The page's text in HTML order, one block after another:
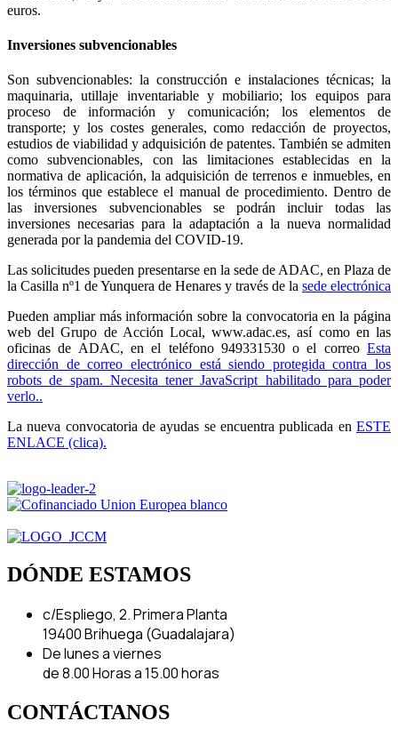
euros.
Inversiones subvencionables
Son subvencionables: la construcción e instalaciones técnicas; la
maquinaria, utillaje inventariable y mobiliario; los equipos para
proceso de información y comunicación; los elementos de
transporte; y los costes generales, como redacción de proyectos,
estudios de viabilidad y adquisición de patentes. También se admiten
como subvencionables, con las limitaciones establecidas en la
normativa de aplicación, la adquisición de terrenos e inmuebles, en
los términos que establece el manual de procedimiento. Dentro de
las inversiones subvencionables se podrán incluir todas las
inversiones necesarias para la adaptación a la nueva normalidad
generada por la pandemia del COVID-19.
Las solicitudes pueden presentarse en la sede de ADAC, en Plaza de
la Casilla nº1 de Yunquera de Henares y través de la sede electrónica
Pueden ampliar más información sobre la convocatoria en la página
web del Grupo de Acción Local, www.adac.es, así como en las
oficinas de ADAC, en el teléfono 949331530 o el correo Esta
dirección de correo electrónico está siendo protegida contra los
robots de spam. Necesita tener JavaScript habilitado para poder
verlo..
La nueva convocatoria de ayudas se encuentra publicada en ESTE
ENLACE (clica).
DÓNDE ESTAMOS
c/Espliego, 2. Primera Planta
19400 Brihuega (Guadalajara)
De lunes a viernes
de 8.00 Horas a 15.00 horas
CONTÁCTANOS